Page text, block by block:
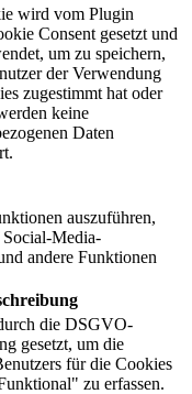
wird vom Plugin
Consent gesetzt und
um zu speichern,
der Verwendung
zugestimmt hat oder
keine
Daten
auszuführen,
Social-Media-
andere Funktionen
die DSGVO-
gesetzt, um die
für die Cookies
zu erfassen.